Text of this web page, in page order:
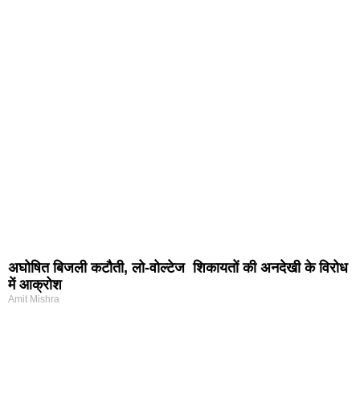
अघोषित बिजली कटौती, लो-वोल्टेज शिकायतों की अनदेखी के विरोध
में आक्रोश
Amit Mishra